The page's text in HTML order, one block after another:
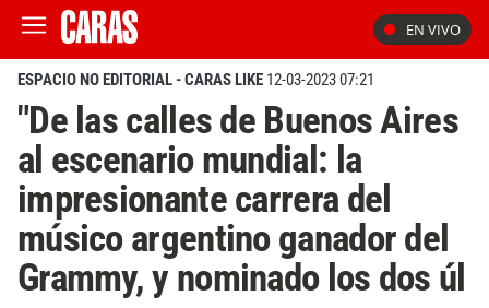
EN VIVO
ESPACIO NO EDITORIAL - CARAS LIKE 12-03-2023 07:21
"De las calles de Buenos Aires
al escenario mundial: la
impresionante carrera del
músico argentino ganador del
Grammy, y nominado los dos úl